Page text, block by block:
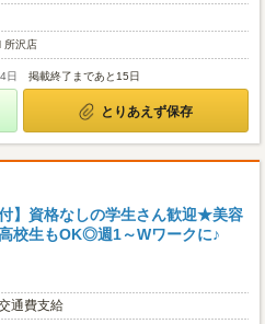
所沢店
日 掲載終了まであと15日
とりあえず保存
付】資格なしの学生さん歓迎★美容
校生もOK◎週1～Wワークに♪
通費支給